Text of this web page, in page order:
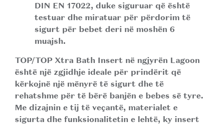
DIN EN 17022, duke siguruar që është
testuar dhe miratuar për përdorim të
sigurt për bebet deri në moshën 6
muajsh.
TOP/TOP Xtra Bath Insert në ngjyrën Lagoon
është një zgjidhje ideale për prindërit që
kërkojnë një mënyrë të sigurt dhe të
rehatshme për të bërë banjën e bebes së tyre.
Me dizajnin e tij të veçantë, materialet e
sigurta dhe funksionalitetin e lehtë, ky insert